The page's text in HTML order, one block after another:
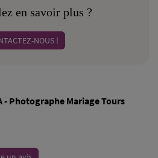
en savoir plus ?
NOUS !
- Photographe Mariage Tours